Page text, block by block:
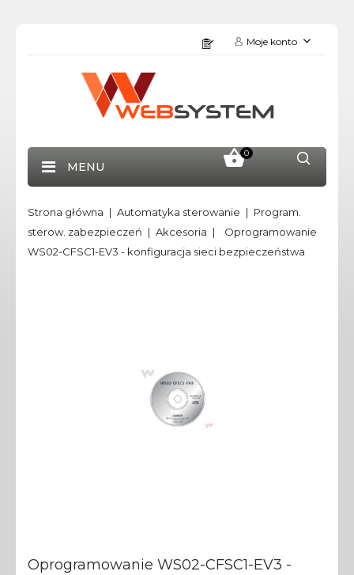
Moje konto
0
MENU
Strona główna Automatyka sterowanie
Program.
sterow. zabezpieczeń
Akcesoria
Oprogramowanie
WS02-CFSC1-EV3 - konfiguracja sieci bezpieczeństwa
Oprogramowanie WS02-CFSC1-EV3 -